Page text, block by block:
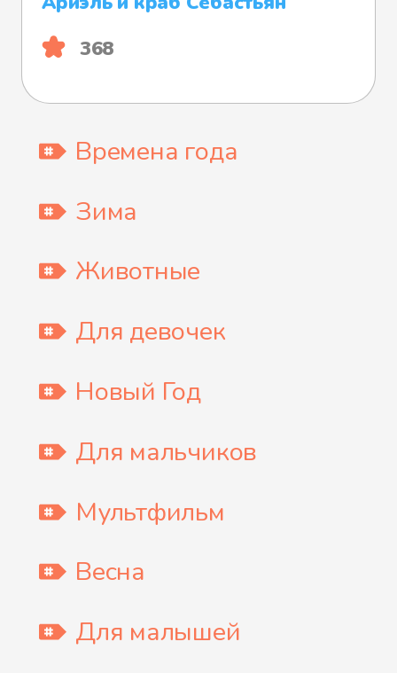
368
Времена года
Зима
Животные
Для девочек
Новый Год
Для мальчиков
Мультфильм
Весна
Для малышей